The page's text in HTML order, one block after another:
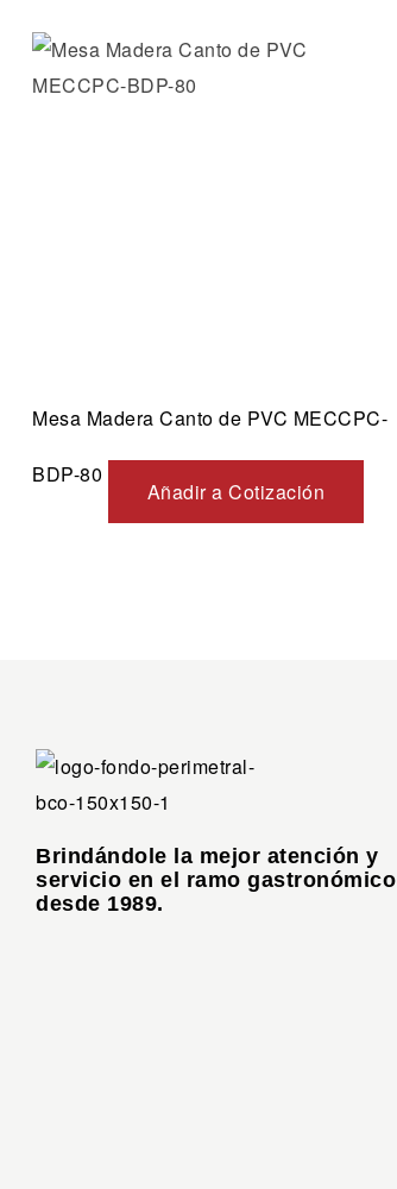
Mesa Madera Canto de PVC MECCPC-
BDP-80
Añadir a Cotización
Brindándole la mejor atención y
servicio en el ramo gastronómico
desde 1989.